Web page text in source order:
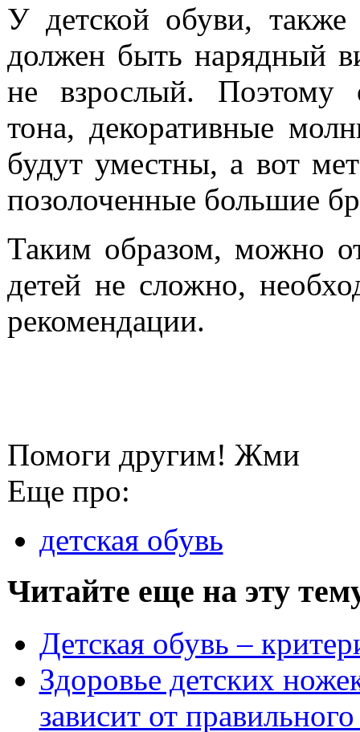
У детской обуви,
должен быть нарядный
не взрослый. Поэтому
тона, декоративные
будут уместны, а вот
позолоченные большие
Таким образом, можно
детей не сложно,
рекомендации.
Помоги другим! Жми
Еще про:
детская обувь
Читайте еще на эту
Детская обувь –
Здоровье детских
зависит от